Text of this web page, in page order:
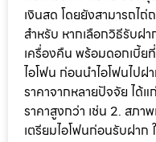
เงินสด โดยยังสามารถไถ่
สำหรับ หากเลือกวิธีรับฝ
เครื่องคืน พร้อมดอกเบี้ย
ไอโฟน ก่อนนำไอโฟนไปฝ
ราคาจากหลายปัจจัย ได้แ
ราคาสูงกว่า เช่น 2. สภ
เตรียมไอโฟนก่อนรับฝาก